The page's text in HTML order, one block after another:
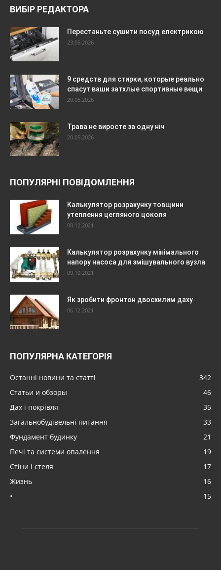
ВИБІР РЕДАКТОРА
Перестаньте сушити посуд електрикою
23.05.2026
9 средств для стирки, которые реально
спасут ваши затхлые спортивные вещи
20.05.2026
Трава не виросте за одну ніч
20.05.2026
ПОПУЛЯРНІ ПОВІДОМЛЕННЯ
Калькулятор розрахунку товщини
утеплення цегляного цоколя
08.12.2021
Калькулятор розрахунку мінімального
напору насоса для змішувального вузла
09.10.2021
Як зробити фронтон двосхилим даху
06.12.2021
ПОПУЛЯРНА КАТЕГОРІЯ
Останні новини та статті
342
Статьи и обзоры
46
Дах і покрівля
35
Загальнобудівельні питання
33
Фундамент будинку
21
Печі та системи опалення
19
Стіни і стеля
17
Жизнь
16
•
15